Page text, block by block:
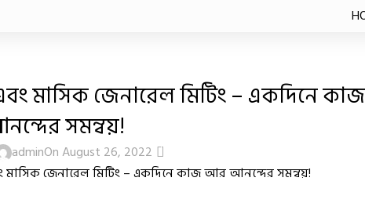
এবং মাসিক জেনারেল মিটিং – একদিনে
সমন্বয়!
adminOn August 26, 2022 1